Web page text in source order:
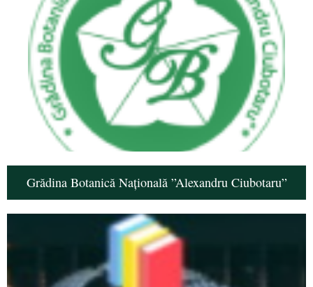
Grădina Botanică Națională ”Alexandru Ciubotaru”